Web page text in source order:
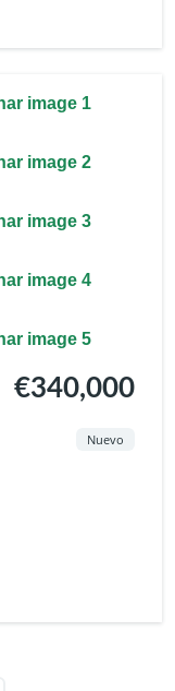
€340,000
Nuevo